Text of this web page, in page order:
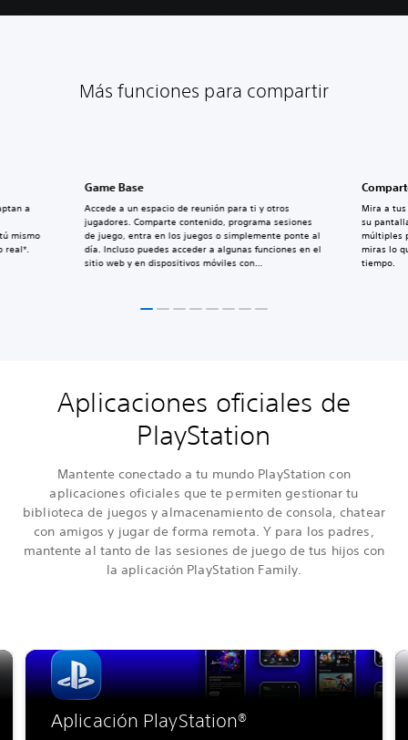
Más funciones para compartir
Game Base
Accede a un espacio de reunión para ti y otros
jugadores. Comparte contenido, programa sesiones
de juego, entra en los juegos o simplemente ponte al
día. Incluso puedes acceder a algunas funciones en el
sitio web y en dispositivos móviles con
Mira a
su
múltiples
miras lo
tiempo.
a
mismo
real*.
Aplicaciones oficiales de
PlayStation
Mantente conectado a tu mundo PlayStation con
aplicaciones oficiales que te permiten gestionar tu
biblioteca de juegos y almacenamiento de consola, chatear
con amigos y jugar de forma remota. Y para los padres,
mantente al tanto de las sesiones de juego de tus hijos con
la aplicación PlayStation Family.
Aplicación PlayStation®